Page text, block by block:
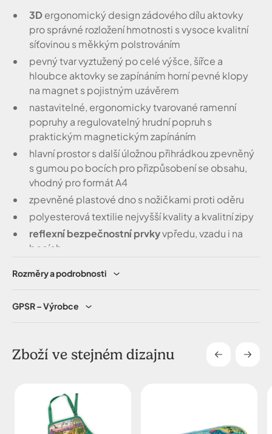
3Dergonomický design zádového dílu aktovky
pro správné rozložení hmotnosti s vysoce kvalitní
síťovinou s měkkým polstrováním
pevný tvar vyztužený po celé výšce, šířce a
hloubce aktovky se zapínáním horní pevné klopy
na magnet s pojistným uzávěrem
nastavitelné, ergonomicky tvarované ramenní
popruhy a regulovatelný hrudní popruh s
praktickým magnetickým zapínáním
hlavní prostor s další úložnou přihrádkou zpevněný
s gumou po bocích pro přizpůsobení se obsahu,
vhodný pro formát A4
zpevněné plastové dno s nožičkami proti oděru
polyesterová textilie nejvyšší kvality a kvalitní zipy
reflexní bezpečnostní prvkyvpředu, vzadu i na
bocích
celé šířce kapsy
fólií zevnitř vnější kapsy, oboustranné zapínání na
pohyblivýma rukama, nohama i čelistí s kroužkem
hmotnost jen 1.250 g
objem 25 litrů
Rozměry a podrobnosti
GPSR – Výrobce
Zboží ve stejném dizajnu